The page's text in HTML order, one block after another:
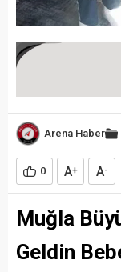
Arena Haber
0 A+ A-
Muğla
Geldin